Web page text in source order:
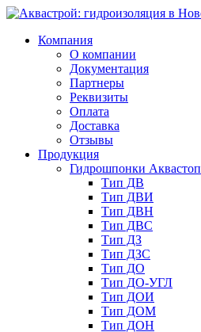
Компания
О компании
Документация
Партнеры
Реквизиты
Оплата
Доставка
Отзывы
Продукция
Гидрошпонки Аквастоп
Тип ДВ
Тип ДВИ
Тип ДВН
Тип ДВС
Тип ДЗ
Тип ДЗС
Тип ДО
Тип ДО-УГЛ
Тип ДОИ
Тип ДОМ
Тип ДОН